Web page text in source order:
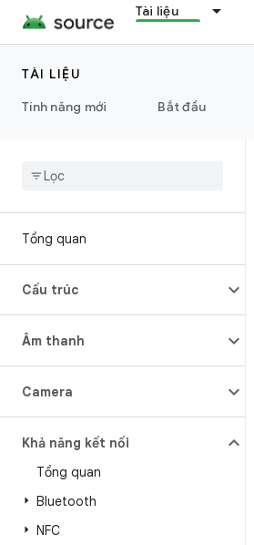
Tài liệu
TÀI LIỆU
Tính năng mới
Bắt đầu
Tổng quan
Cấu trúc
Âm thanh
Camera
Khả năng kết nối
Tổng quan
Bluetooth
NFC